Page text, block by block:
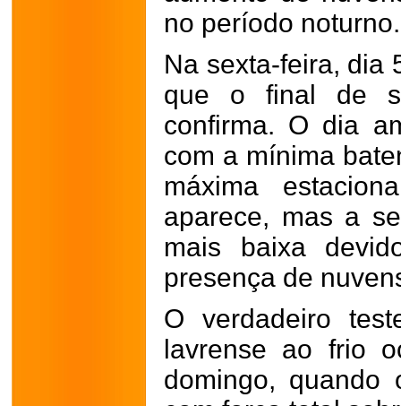
no período noturno.
Na sexta-feira, dia
que o final de
confirma. O dia
com a mínima
máxima
aparece, mas a
mais baixa
presença de
O verdadeiro
lavrense ao frio
domingo, quando